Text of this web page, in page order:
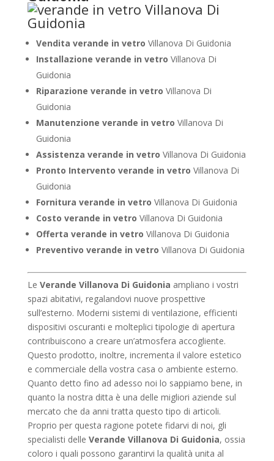
Vendita verande in vetro Villanova Di Guidonia
Installazione verande in vetro Villanova Di
Guidonia
Riparazione verande in vetro Villanova Di
Guidonia
Manutenzione verande in vetro Villanova Di
Guidonia
Assistenza verande in vetro Villanova Di Guidonia
Pronto Intervento verande in vetro Villanova Di
Guidonia
Fornitura verande in vetro Villanova Di Guidonia
Costo verande in vetro Villanova Di Guidonia
Offerta verande in vetro Villanova Di Guidonia
Preventivo verande in vetro Villanova Di Guidonia
Le Verande Villanova Di Guidonia ampliano i vostri
spazi abitativi, regalandovi nuove prospettive
sull’esterno. Moderni sistemi di ventilazione, efficienti
dispositivi oscuranti e molteplici tipologie di apertura
contribuiscono a creare un’atmosfera accogliente.
Questo prodotto, inoltre, incrementa il valore estetico
e commerciale della vostra casa o ambiente esterno.
Quanto detto fino ad adesso noi lo sappiamo bene, in
quanto la nostra ditta è una delle migliori aziende sul
mercato che da anni tratta questo tipo di articoli.
Proprio per questa ragione potete fidarvi di noi, gli
specialisti delle Verande Villanova Di Guidonia, ossia
coloro i quali possono garantirvi la qualità unita al